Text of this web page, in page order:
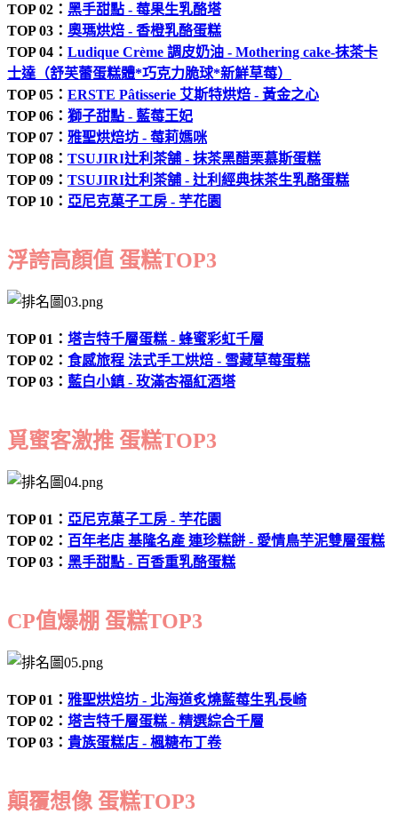
TOP 02： 黑手甜點 - 莓果生乳酪塔
TOP 03： 奧瑪烘焙 - 香橙乳酪蛋糕
TOP 04： Ludique Crème 調皮奶油 - Mothering cake-抹茶卡
士達（舒芙蕾蛋糕體*巧克力脆球*新鮮草莓）
TOP 05： ERSTE Pâtisserie 艾斯特烘焙 - 黃金之心
TOP 06： 獅子甜點 - 藍莓王妃
TOP 07： 雅聖烘焙坊 - 莓莉媽咪
TOP 08： TSUJIRI辻利茶舗 - 抹茶黑醋栗慕斯蛋糕
TOP 09： TSUJIRI辻利茶舗 - 辻利經典抹茶生乳酪蛋糕
TOP 10： 亞尼克菓子工房 - 芋花園
浮誇高顏值 蛋糕TOP3
TOP 01： 塔吉特千層蛋糕 - 蜂蜜彩虹千層
TOP 02： 食感旅程 法式手工烘焙 - 雪藏草莓蛋糕
TOP 03： 藍白小鎮 - 玫滿杏福紅酒塔
覓蜜客激推 蛋糕TOP3
TOP 01： 亞尼克菓子工房 - 芋花園
TOP 02： 百年老店 基隆名產 連珍糕餅 - 愛情鳥芋泥雙層蛋糕
TOP 03： 黑手甜點 - 百香重乳酪蛋糕
CP值爆棚 蛋糕TOP3
TOP 01： 雅聖烘焙坊 - 北海道炙燒藍莓生乳長崎
TOP 02： 塔吉特千層蛋糕 - 精選綜合千層
TOP 03： 貴族蛋糕店 - 楓糖布丁卷
顛覆想像 蛋糕TOP3